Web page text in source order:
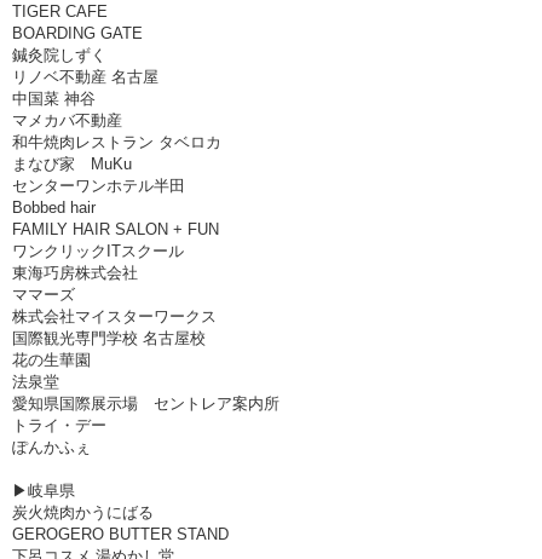
TIGER CAFE
BOARDING GATE
鍼灸院しずく
リノベ不動産 名古屋
中国菜 神谷
マメカバ不動産
和牛焼肉レストラン タベロカ
まなび家 MuKu
センターワンホテル半田
Bobbed hair
FAMILY HAIR SALON + FUN
ワンクリックITスクール
東海巧房株式会社
ママーズ
株式会社マイスターワークス
国際観光専門学校 名古屋校
花の生華園
法泉堂
愛知県国際展示場 セントレア案内所
トライ・デー
ぽんかふぇ
▶岐阜県
炭火焼肉かうにばる
GEROGERO BUTTER STAND